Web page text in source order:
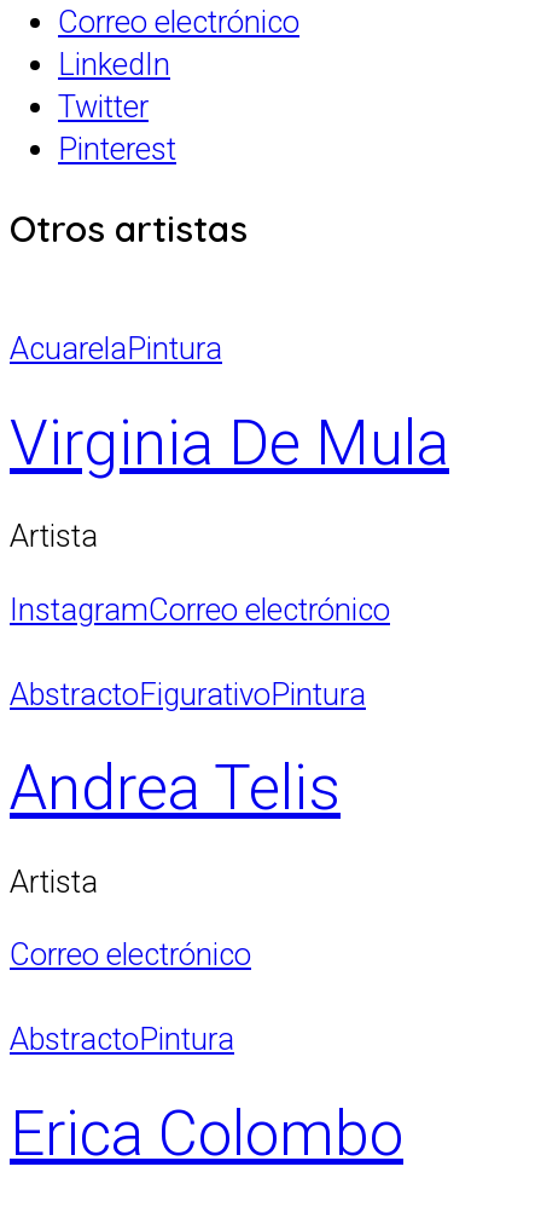
Correo electrónico
LinkedIn
Twitter
Pinterest
Otros artistas
AcuarelaPintura
Virginia De Mula
Artista
InstagramCorreo electrónico
AbstractoFigurativoPintura
Andrea Telis
Artista
Correo electrónico
AbstractoPintura
Erica Colombo